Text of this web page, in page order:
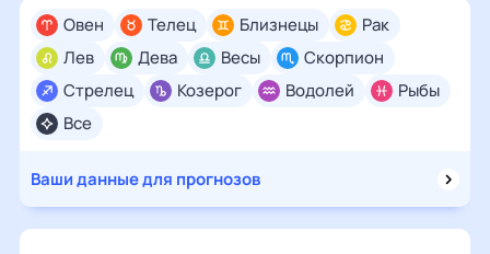
Все
Овен Телец Близнецы
Рак
Лев
Дева Весы
Скорпион
Стрелец
Козерог Водолей Рыбы
Ваши данные для прогнозов